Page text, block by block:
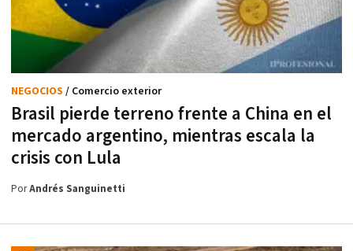
Brasil pierde terreno frente a China en el
mercado argentino, mientras escala la
crisis con Lula
NEGOCIOS / Comercio exterior
PorAndrés Sanguinetti